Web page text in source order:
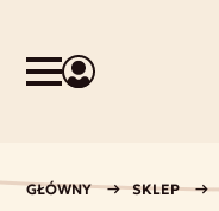
GŁÓWNY SKLEP